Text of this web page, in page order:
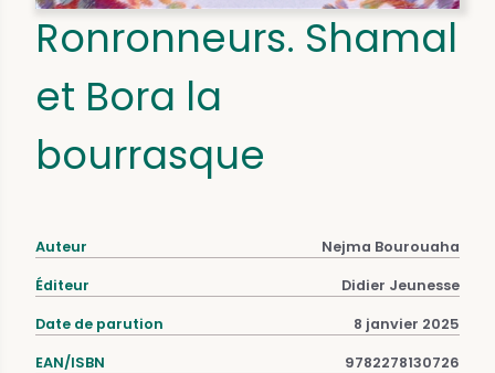
Ronronneurs. Shamal
et Bora la
bourrasque
Auteur Nejma Bourouaha
Éditeur Didier Jeunesse
Date de parution 8 janvier 2025
EAN/ISBN 9782278130726